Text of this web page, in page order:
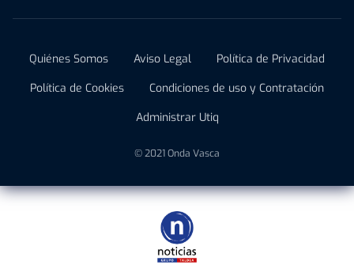
Quiénes Somos Aviso Legal
Política de Privacidad
Política de Cookies
Condiciones de uso y Contratación
Administrar Utiq
© 2021 Onda Vasca